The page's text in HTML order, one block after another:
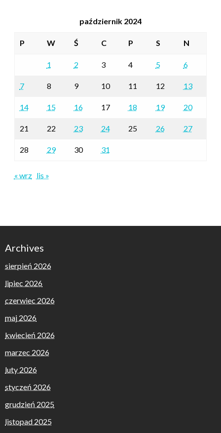
październik 2024
P W Ś C P S N
1 2 3 4 5 6
7 8 9 10 11 12 13
14 15 16 17 18 19 20
21 22 23 24 25 26 27
28 29 30 31
« wrz lis »
Archives
sierpień 2026
lipiec 2026
czerwiec 2026
maj 2026
kwiecień 2026
marzec 2026
luty 2026
styczeń 2026
grudzień 2025
listopad 2025